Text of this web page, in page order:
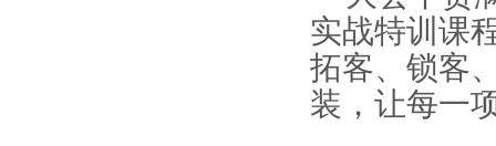
实战特训课
拓客、锁客
装，让每一